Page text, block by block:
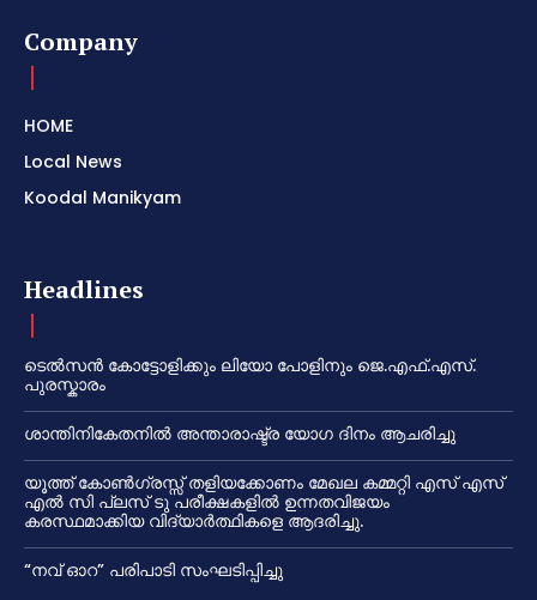
Company
HOME
Local News
Koodal Manikyam
Headlines
ടെൽസൻ കോട്ടോളിക്കും ലിയോ പോളിനും ജെ.എഫ്.എസ്.
പുരസ്കാരം
ശാന്തിനികേതനിൽ അന്താരാഷ്ട്ര യോഗ ദിനം ആചരിച്ചു
യൂത്ത് കോൺഗ്രസ്സ് തളിയക്കോണം മേഖല കമ്മറ്റി എസ് എസ്
എൽ സി പ്ലസ് ടു പരീക്ഷകളിൽ ഉന്നതവിജയം
കരസ്ഥമാക്കിയ വിദ്യാർത്ഥികളെ ആദരിച്ചു.
“നവ് ഓറ” പരിപാടി സംഘടിപ്പിച്ചു